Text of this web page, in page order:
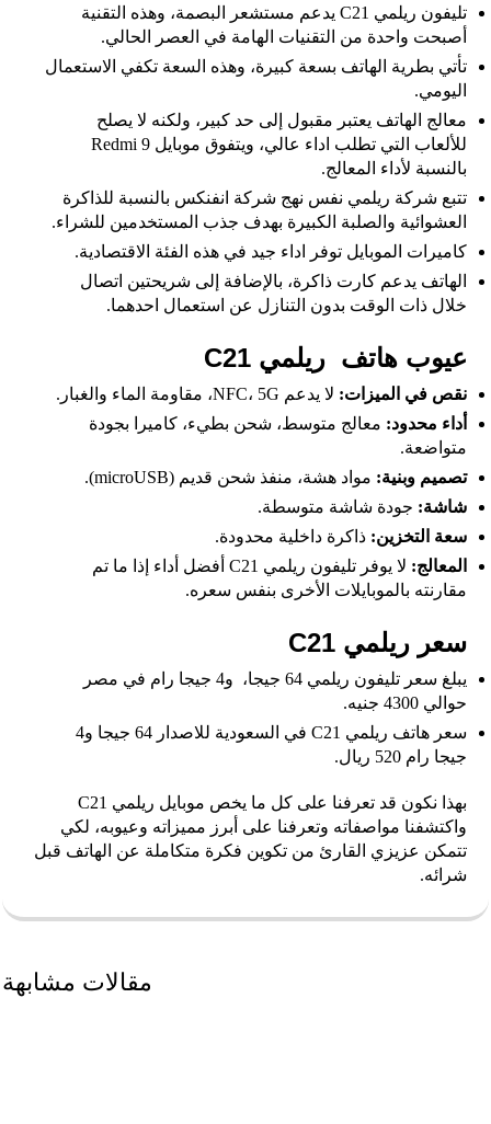
تليفون ريلمي C21 يدعم مستشعر البصمة، وهذه التقنية
أصبحت واحدة من التقنيات الهامة في العصر الحالي.
تأتي بطرية الهاتف بسعة كبيرة، وهذه السعة تكفي الاستعمال
اليومي.
معالج الهاتف يعتبر مقبول إلى حد كبير، ولكنه لا يصلح
للألعاب التي تطلب اداء عالي، ويتفوق موبايلRedmi 9
بالنسبة لأداء المعالج.
تتبع شركة ريلمي نفس نهج شركة انفنكس بالنسبة للذاكرة
العشوائية والصلبة الكبيرة بهدف جذب المستخدمين للشراء.
كاميرات الموبايل توفر اداء جيد في هذه الفئة الاقتصادية.
الهاتف يدعم كارت ذاكرة، بالإضافة إلى شريحتين اتصال
خلال ذات الوقت بدون التنازل عن استعمال احدهما.
عيوب هاتف ريلمي C21
نقص في الميزات: لا يدعم NFC، 5G، مقاومة الماء والغبار.
أداء محدود: معالج متوسط، شحن بطيء، كاميرا بجودة
متواضعة.
تصميم وبنية: مواد هشة، منفذ شحن قديم (microUSB).
شاشة: جودة شاشة متوسطة.
سعة التخزين: ذاكرة داخلية محدودة.
المعالج:
لا يوفر تليفون ريلمي C21 أفضل أداء إذا ما تم
مقارنته بالموبايلات الأخرى بنفس سعره.
سعر ريلمي C21
يبلغ سعر تليفون ريلمي 64 جيجا
، و4 جيجا رام في مصر
حوالي 4300 جنيه.
سعر هاتف ريلمي C21 في السعودية للاصدار 64 جيجا و4
جيجا رام 520 ريال.
بهذا نكون قد تعرفنا على كل ما يخص موبايل
ريلمي C21
واكتشفنا مواصفاته وتعرفنا على أبرز مميزاته وعيوبه، لكي
تتمكن عزيزي القارئ من تكوين فكرة متكاملة عن الهاتف قبل
شرائه.
مقالات مشابهة